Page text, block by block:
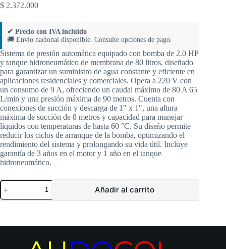
$ 2.372.000
✔ Precio con IVA incluido
🚚 Envío nacional disponible. Consulte opciones de pago.
Sistema de presión automática equipado con bomba de 2.0 HP
y tanque hidroneumático de membrana de 80 litros, diseñado
para garantizar un suministro de agua constante y eficiente en
aplicaciones residenciales y comerciales. Opera a 220 V con
un consumo de 9 A, ofreciendo un caudal máximo de 80 A 65
L/min y una presión máxima de 90 metros. Cuenta con
conexiones de succión y descarga de 1″ x 1″, una altura
máxima de succión de 8 metros y capacidad para manejar
líquidos con temperaturas de hasta 60 °C. Su diseño permite
reducir los ciclos de arranque de la bomba, optimizando el
rendimiento del sistema y prolongando su vida útil. Incluye
garantía de 3 años en el motor y 1 año en el tanque
hidroneumático.
Sistema
Hidroflo
Pearl
Horizontal
Añadir al carrito